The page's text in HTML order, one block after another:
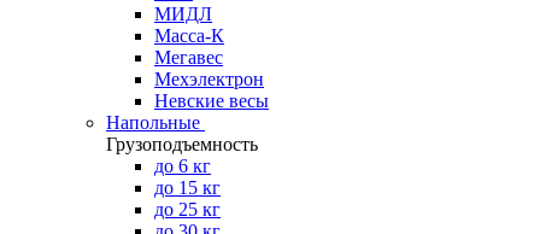
МИДЛ
Масса-К
Мегавес
Мехэлектрон
Невские весы
Напольные
Грузоподъемность
до 6 кг
до 15 кг
до 25 кг